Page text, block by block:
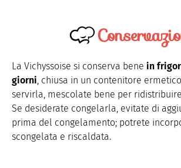
La Vichyssoise si conserva bene in
giorni, chiusa in un contenitore
servirla, mescolate bene per
Se desiderate congelarla, evitate di
prima del congelamento; potrete
scongelata e riscaldata.